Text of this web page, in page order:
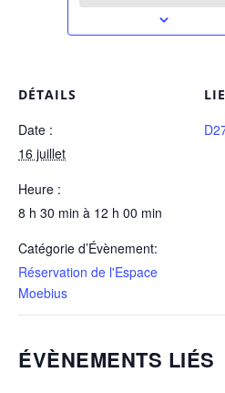
DÉTAILS
Date :
16 juillet
Heure :
8 h 30 min à 12 h 00 min
Catégorie d’Évènement:
Réservation de l'Espace
Moebius
ÉVÈNEMENTS LIÉS